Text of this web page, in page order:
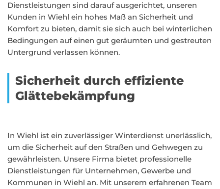
Dienstleistungen sind darauf ausgerichtet, unseren
Kunden in Wiehl ein hohes Maß an Sicherheit und
Komfort zu bieten, damit sie sich auch bei winterlichen
Bedingungen auf einen gut geräumten und gestreuten
Untergrund verlassen können.
Sicherheit durch effiziente
Glättebekämpfung
In Wiehl ist ein zuverlässiger Winterdienst unerlässlich,
um die Sicherheit auf den Straßen und Gehwegen zu
gewährleisten. Unsere Firma bietet professionelle
Dienstleistungen für Unternehmen, Gewerbe und
Kommunen in Wiehl an. Mit unserem erfahrenen Team